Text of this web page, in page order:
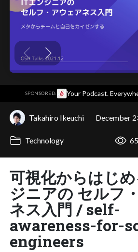
SPONSORED· Your Podcast.
Takahiro Ikeuchi December
Technology
可視化からはじ
ジニアの セルフ
ネス入門 / self-
awareness-for-
engineers